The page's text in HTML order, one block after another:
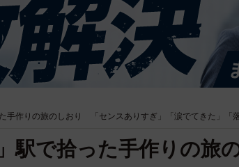
手作りの旅のしおり 「センスありすぎ」「涙でてきた」「
駅で拾った手作りの旅